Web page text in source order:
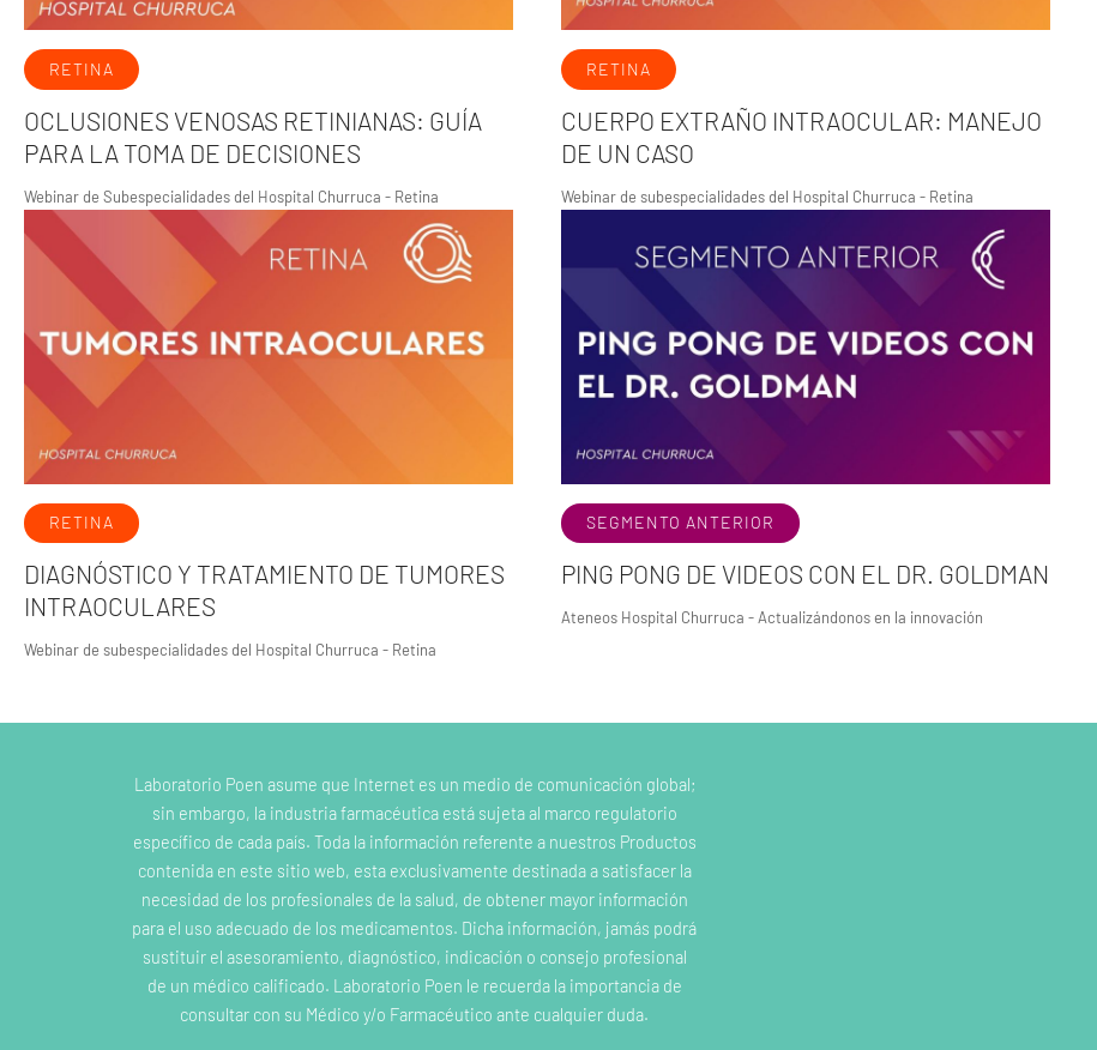
RETINA
OCLUSIONES VENOSAS RETINIANAS: GUÍA
PARA LA TOMA DE DECISIONES
Webinar de Subespecialidades del Hospital Churruca - Retina
RETINA
CUERPO EXTRAÑO INTRAOCULAR: MANEJO
DE UN CASO
Webinar de subespecialidades del Hospital Churruca - Retina
RETINA
DIAGNÓSTICO Y TRATAMIENTO DE TUMORES
INTRAOCULARES
Webinar de subespecialidades del Hospital Churruca - Retina
SEGMENTO ANTERIOR
PING PONG DE VIDEOS CON EL DR. GOLDMAN
Ateneos Hospital Churruca - Actualizándonos en la innovación
Laboratorio Poen asume que Internet es un medio de comunicación global;
sin embargo, la industria farmacéutica está sujeta al marco regulatorio
específico de cada país. Toda la información referente a nuestros Productos
contenida en este sitio web, esta exclusivamente destinada a satisfacer la
necesidad de los profesionales de la salud, de obtener mayor información
para el uso adecuado de los medicamentos. Dicha información, jamás podrá
sustituir el asesoramiento, diagnóstico, indicación o consejo profesional
de un médico calificado. Laboratorio Poen le recuerda la importancia de
consultar con su Médico y/o Farmacéutico ante cualquier duda.